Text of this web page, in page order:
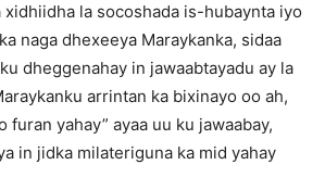
xidhiidha la socoshada is-hubaynta iyo
naga dhexeeya Maraykanka, sidaa
dheggenahay in jawaabtayadu ay la
arrintan ka bixinayo oo ah,
furan yahay” ayaa uu ku jawaabay,
in jidka milateriguna ka mid yahay